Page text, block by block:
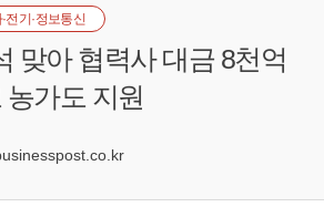
전기·정보통신
맞아 협력사 대금 8천억
가도 지원